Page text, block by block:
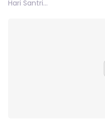
Hari Santri...